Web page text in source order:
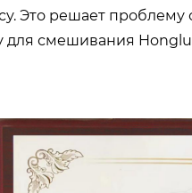
Это решает проблему
для смешивания